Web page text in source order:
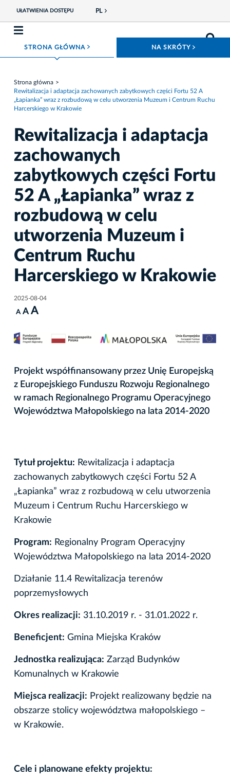
UŁATWIENIA DOSTĘPU PL
STRONA GŁÓWNA ROZWIŃ MENU NA SKRÓTY
Strona główna
Rewitalizacja i adaptacja zachowanych zabytkowych części Fortu 52 A
„Łapianka” wraz z rozbudową w celu utworzenia Muzeum i Centrum Ruchu
Harcerskiego w Krakowie
Rewitalizacja i adaptacja
zachowanych
zabytkowych części Fortu
52 A „Łapianka” wraz z
rozbudową w celu
utworzenia Muzeum i
Centrum Ruchu
Harcerskiego w Krakowie
2025-08-04
A A A
Projekt współfinansowany przez Unię Europejską
z Europejskiego Funduszu Rozwoju Regionalnego
w ramach Regionalnego Programu Operacyjnego
Województwa Małopolskiego na lata 2014-2020
Tytuł projektu: Rewitalizacja i adaptacja
zachowanych zabytkowych części Fortu 52 A
„Łapianka” wraz z rozbudową w celu utworzenia
Muzeum i Centrum Ruchu Harcerskiego w
Krakowie
Program: Regionalny Program Operacyjny
Województwa Małopolskiego na lata 2014-2020
Działanie 11.4 Rewitalizacja terenów
poprzemysłowych
Okres realizacji: 31.10.2019 r. - 31.01.2022 r.
Beneficjent: Gmina Miejska Kraków
Jednostka realizująca: Zarząd Budynków
Komunalnych w Krakowie
Miejsca realizacji: Projekt realizowany będzie na
obszarze stolicy województwa małopolskiego –
w Krakowie.
Cele i planowane efekty projektu: